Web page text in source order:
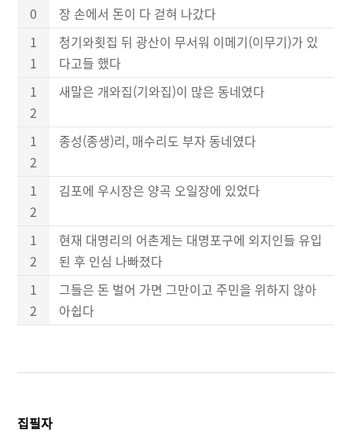
0
장 손에서 돈이 다 걷혀 나갔다
1
1
청기와횟집 뒤 광산이 무서워 이메기(이무기)가 있
다고들 했다
1
2
새말은 개와집(기와집)이 많은 동네였다
1
2
종성(종생)리, 매수리도 부자 동네였다
1
2
김포에 우시장은 양곡 오일장에 있었다
1
2
현재 대명리의 어촌계는 대명포구에 외지인들 유입
된 후 인심 나빠졌다
1
2
그들은 돈 벌어 가면 그만이고 주민을 위하지 않아
아쉽다
집필자